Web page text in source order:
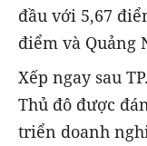
đầu với 5,67
điểm và Quảng
Xếp ngay sau
Thủ đô được
triển doanh